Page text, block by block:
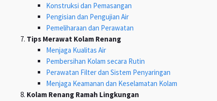
Konstruksi dan Pemasangan
Pengisian dan Pengujian Air
Pemeliharaan dan Perawatan
Tips Merawat Kolam Renang
Menjaga Kualitas Air
Pembersihan Kolam secara Rutin
Perawatan Filter dan Sistem Penyaringan
Menjaga Keamanan dan Keselamatan Kolam
Kolam Renang Ramah Lingkungan